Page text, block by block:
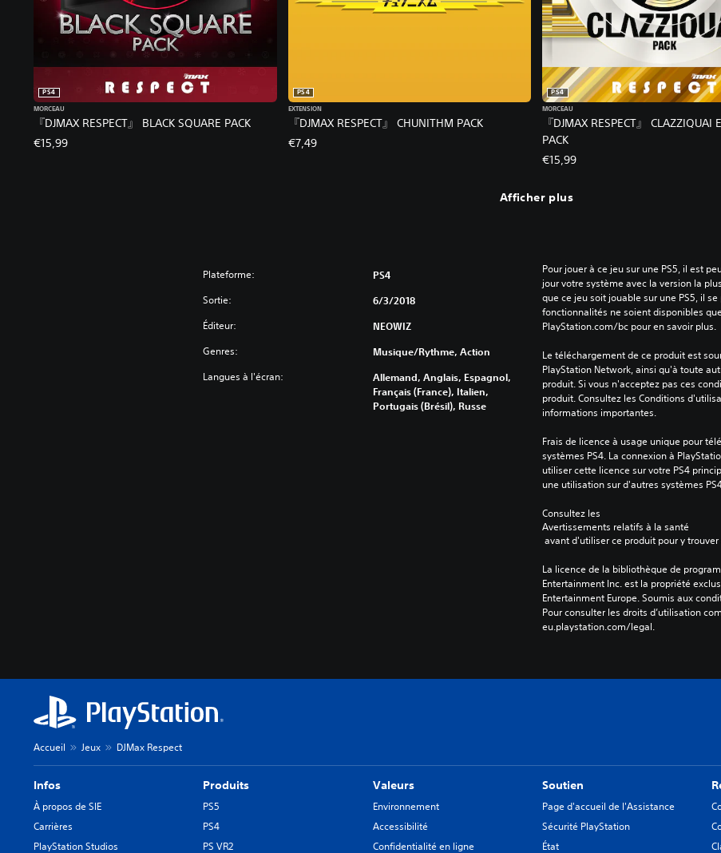
『DJMAX RESPECT』 BLACK SQUARE PACK
PS4
MORCEAU
€15,99
『DJMAX RESPECT』 CHUNITHM PACK
PS4
EXTENSION
€7,49
『DJMAX RESPECT』 CLAZZIQUAI
PACK
PS4
MORCEAU
€15,99
Afficher plus
Plateforme: PS4
Sortie: 6/3/2018
Éditeur: NEOWIZ
Genres: Musique/Rythme, Action
Langues à l'écran:
Allemand, Anglais, Espagnol,
Français (France), Italien,
Portugais (Brésil), Russe
Pour jouer à ce jeu sur une PS5, il est
jour votre système avec la version la
que ce jeu soit jouable sur une PS5, il
fonctionnalités ne soient disponibles
PlayStation.com/bc pour en savoir plus.
Le téléchargement de ce produit est
PlayStation Network, ainsi qu'à toute
produit. Si vous n'acceptez pas ces
produit. Consultez les Conditions
informations importantes.
Frais de licence à usage unique pour
systèmes PS4. La connexion à
utiliser cette licence sur votre PS4
une utilisation sur d'autres systèmes
Consultez les
Avertissements relatifs à la santé
avant d'utiliser ce produit pour y
La licence de la bibliothèque de
Entertainment Inc. est la propriété
Entertainment Europe. Soumis aux
Pour consulter les droits d’utilisation
eu.playstation.com/legal.
Accueil Jeux DJMax Respect
Infos
À propos de SIE
Carrières
PlayStation Studios
Produits
PS5
PS4
PS VR2
Valeurs
Environnement
Accessibilité
Confidentialité en ligne
Soutien
Page d'accueil de l'Assistance
Sécurité PlayStation
État